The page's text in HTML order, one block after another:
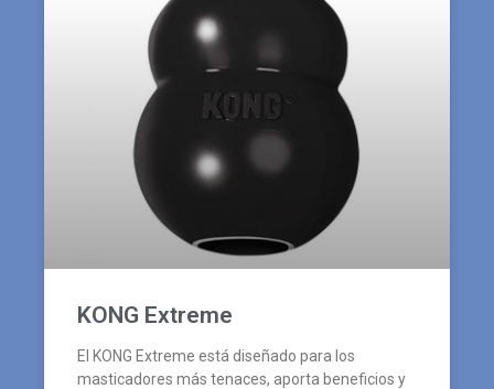
KONG Extreme
El KONG Extreme está diseñado para los
masticadores más tenaces, aporta beneficios y